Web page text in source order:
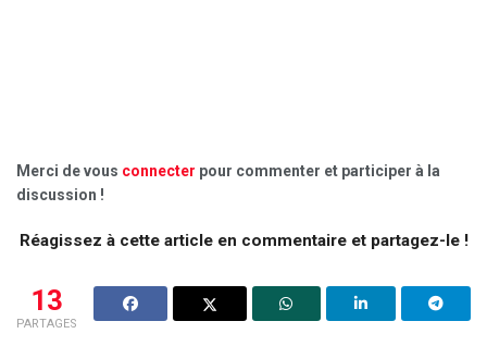
Merci de vous connecter pour commenter et participer à la
discussion !
Réagissez à cette article en commentaire et partagez-le !
13
PARTAGES